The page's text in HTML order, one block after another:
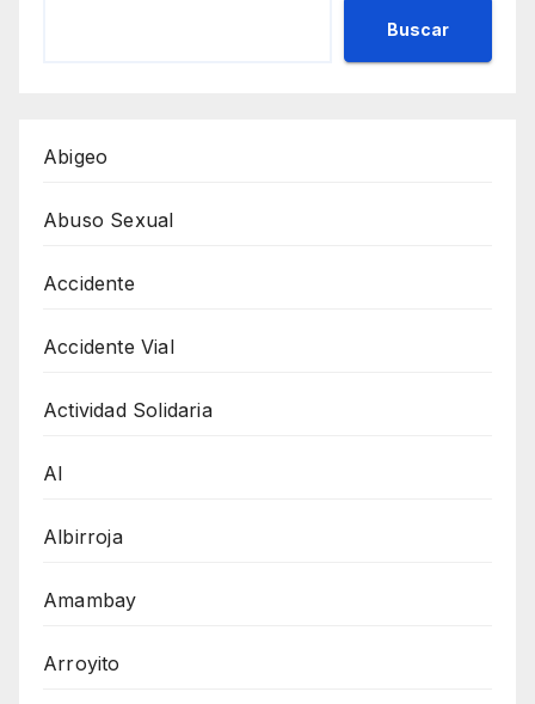
Buscar
Abigeo
Abuso Sexual
Accidente
Accidente Vial
Actividad Solidaria
AI
Albirroja
Amambay
Arroyito